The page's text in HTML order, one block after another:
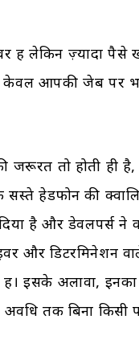
हैं लेकिन ज़्यादा पैसे
आपकी जेब पर
तो होती ही
हेडफोन की
है और डेवलपर्स ने
और डिटरमिनेशन
इसके अलावा, इनका
तक बिना किसी